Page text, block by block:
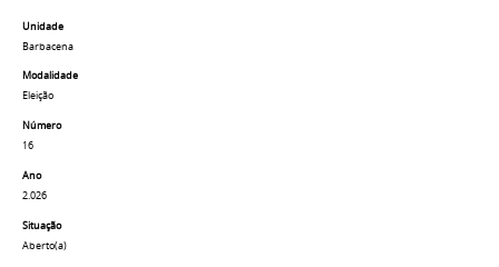
Unidade
Barbacena
Modalidade
Eleição
Número
16
Ano
2.026
Situação
Aberto(a)